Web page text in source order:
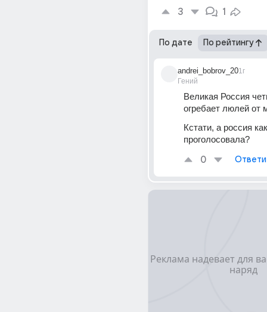
3 1
По дате По рейтингу
andrei_bobrov_20
Гений
1г
Великая Россия
огребает люлей от
Кстати, а россия как
проголосовала?
0